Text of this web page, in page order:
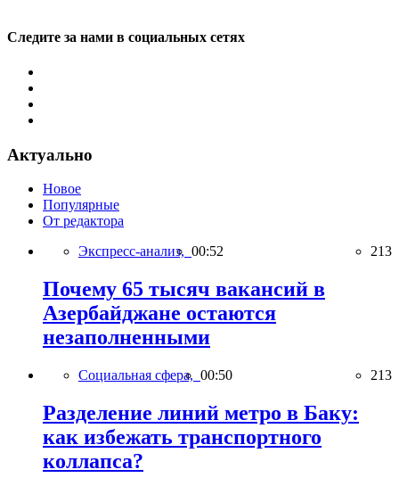
Следите за нами в социальных сетях
Актуально
Новое
Популярные
От редактора
Экспресс-анализ, 00:52 213
Почему 65 тысяч вакансий в
Азербайджане остаются
незаполненными
Социальная сфера, 00:50 213
Разделение линий метро в Баку:
как избежать транспортного
коллапса?